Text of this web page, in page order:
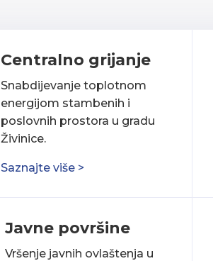
Centralno grijanje
Snabdijevanje toplotnom
energijom stambenih i
poslovnih prostora u gradu
Živinice.
Saznajte više >
Javne površine
Vršenje javnih ovlaštenja u